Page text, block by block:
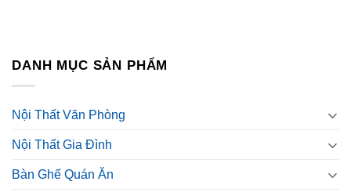
DANH MỤC SẢN PHẨM
Nội Thất Văn Phòng
Nội Thất Gia Đình
Bàn Ghế Quán Ăn